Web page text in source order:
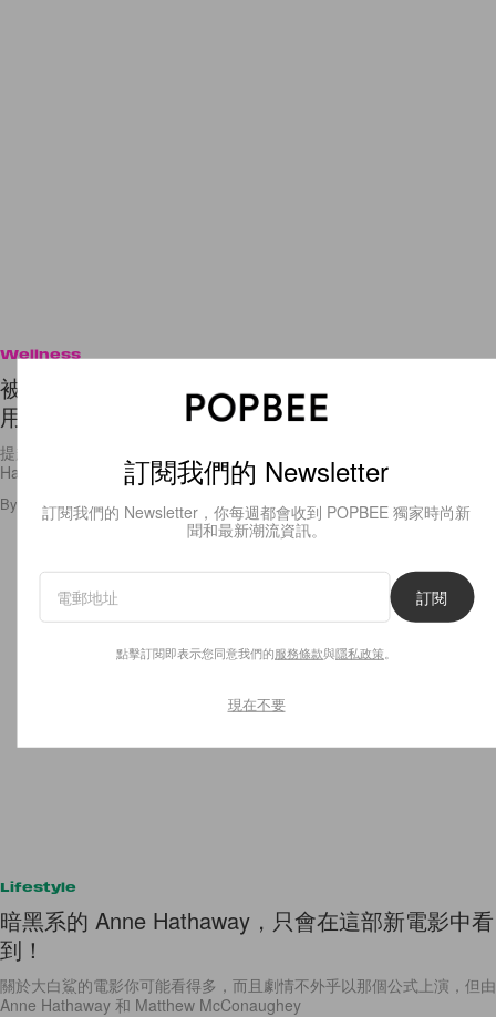
Wellness
被問到如何處理自己焦慮情緒，Anne Hathaway：
用火燒！
提起 Anne Hathaway，很多女生或許都會很羨慕她。的確，Anne
Hathaway
By Crystal Chan/2019年1月22日 54
Lifestyle
暗黑系的 Anne Hathaway，只會在這部新電影中看
到！
關於大白鯊的電影你可能看得多，而且劇情不外乎以那個公式上演，但由
Anne Hathaway 和 Matthew McConaughey
訂閱我們的 Newsletter
訂閱我們的 Newsletter，你每週都會收到 POPBEE 獨家時尚新
聞和最新潮流資訊。
訂閱
點擊訂閱即表示您同意我們的服務條款與隱私政策
現在不要